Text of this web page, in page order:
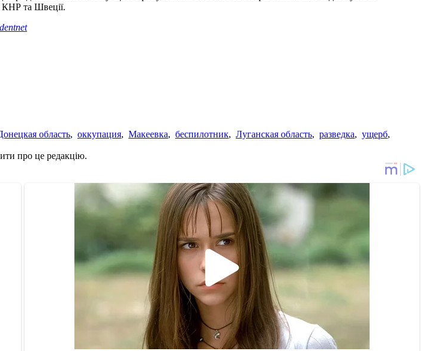
КНР та Швеції.
область, оккупация, Макеевка, беспилотник, Луганская область, разведка, ущерб,
про це редакцію.